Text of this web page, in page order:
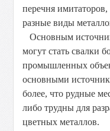
перечня
разные виды
Основным
могут стать свалки
промышленных
основными
более, что рудные
либо трудны для
цветных металлов.